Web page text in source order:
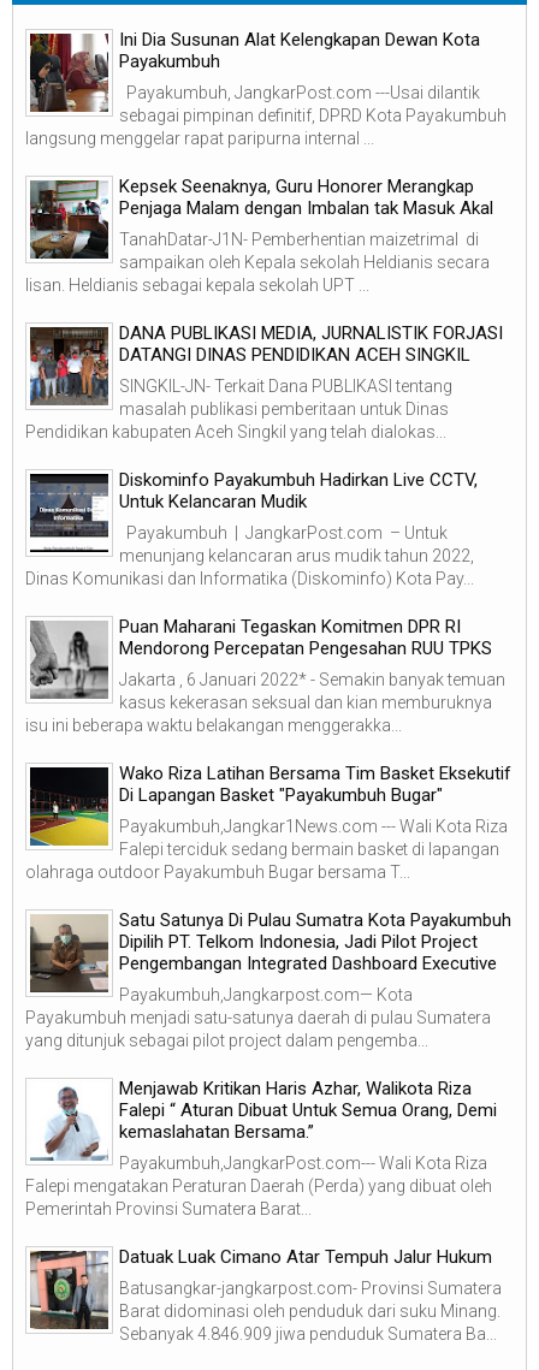
Ini Dia Susunan Alat Kelengkapan Dewan Kota
Payakumbuh
Payakumbuh, JangkarPost.com ---Usai dilantik
sebagai pimpinan definitif, DPRD Kota Payakumbuh
langsung menggelar rapat paripurna internal ...
Kepsek Seenaknya, Guru Honorer Merangkap
Penjaga Malam dengan Imbalan tak Masuk Akal
TanahDatar-J1N- Pemberhentian maizetrimal di
sampaikan oleh Kepala sekolah Heldianis secara
lisan. Heldianis sebagai kepala sekolah UPT ...
DANA PUBLIKASI MEDIA, JURNALISTIK FORJASI
DATANGI DINAS PENDIDIKAN ACEH SINGKIL
SINGKIL-JN- Terkait Dana PUBLIKASI tentang
masalah publikasi pemberitaan untuk Dinas
Pendidikan kabupaten Aceh Singkil yang telah dialokas...
Diskominfo Payakumbuh Hadirkan Live CCTV,
Untuk Kelancaran Mudik
Payakumbuh | JangkarPost.com – Untuk
menunjang kelancaran arus mudik tahun 2022,
Dinas Komunikasi dan Informatika (Diskominfo) Kota Pay...
Puan Maharani Tegaskan Komitmen DPR RI
Mendorong Percepatan Pengesahan RUU TPKS
Jakarta , 6 Januari 2022* - Semakin banyak temuan
kasus kekerasan seksual dan kian memburuknya
isu ini beberapa waktu belakangan menggerakka...
Wako Riza Latihan Bersama Tim Basket Eksekutif
Di Lapangan Basket "Payakumbuh Bugar"
Payakumbuh,Jangkar1News.com --- Wali Kota Riza
Falepi terciduk sedang bermain basket di lapangan
olahraga outdoor Payakumbuh Bugar bersama T...
Satu Satunya Di Pulau Sumatra Kota Payakumbuh
Dipilih PT. Telkom Indonesia, Jadi Pilot Project
Pengembangan Integrated Dashboard Executive
Payakumbuh,Jangkarpost.com— Kota
Payakumbuh menjadi satu-satunya daerah di pulau Sumatera
yang ditunjuk sebagai pilot project dalam pengemba...
Menjawab Kritikan Haris Azhar, Walikota Riza
Falepi “ Aturan Dibuat Untuk Semua Orang, Demi
kemaslahatan Bersama.”
Payakumbuh,JangkarPost.com--- Wali Kota Riza
Falepi mengatakan Peraturan Daerah (Perda) yang dibuat oleh
Pemerintah Provinsi Sumatera Barat...
Datuak Luak Cimano Atar Tempuh Jalur Hukum
Batusangkar-jangkarpost.com- Provinsi Sumatera
Barat didominasi oleh penduduk dari suku Minang.
Sebanyak 4.846.909 jiwa penduduk Sumatera Ba...